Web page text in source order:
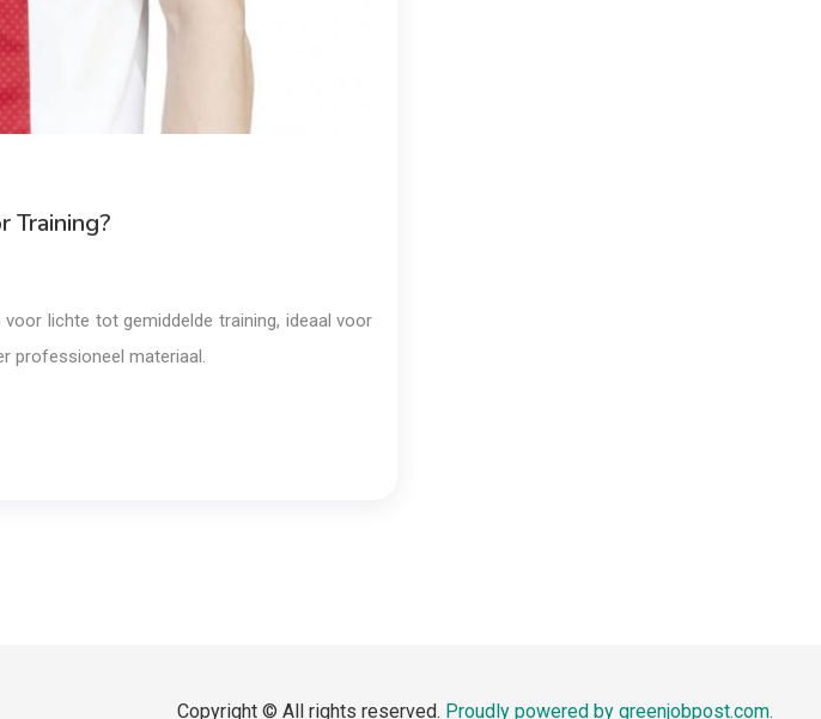
Training?
lichte tot gemiddelde training, ideaal voor
professioneel materiaal.
Copyright © All rights reserved. Proudly powered by greenjobpost.com.